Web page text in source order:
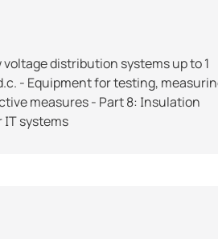
distribution systems up to 1
- Equipment for testing,
measures - Part 8: Insulation
IT systems